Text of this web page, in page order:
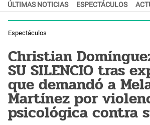
ÚLTIMAS NOTICIAS ESPECTÁCULOS
Espectáculos
Christian
SU SILENCIO tras
que demandó a
Martínez por
psicológica contra